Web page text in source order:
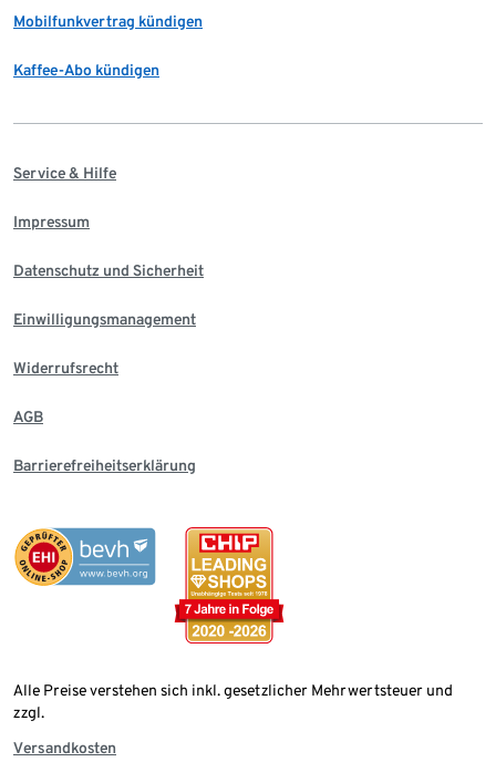
Mobilfunkvertrag kündigen
Kaffee-Abo kündigen
Service & Hilfe
Impressum
Datenschutz und Sicherheit
Einwilligungsmanagement
Widerrufsrecht
AGB
Barrierefreiheitserklärung
Alle Preise verstehen sich inkl. gesetzlicher Mehrwertsteuer und
zzgl.
Versandkosten